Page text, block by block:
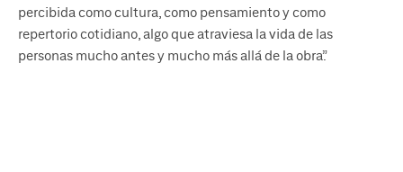
percibida como cultura, como pensamiento y como
repertorio cotidiano, algo que atraviesa la vida de las
personas mucho antes y mucho más allá de la obra”.